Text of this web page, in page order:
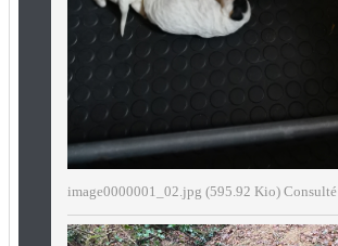
image0000001_02.jpg (595.92 Kio)